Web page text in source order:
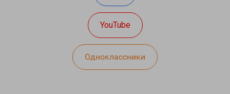
YouTube
Одноклассники